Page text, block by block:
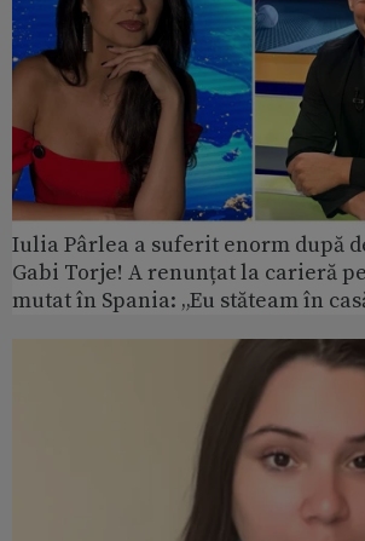
Iulia Pârlea a suferit enorm după
Gabi Torje! A renunțat la carieră
mutat în Spania: „Eu stăteam în